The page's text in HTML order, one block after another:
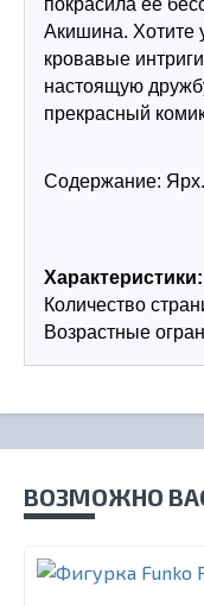
покрасила её
Акишина. Хотите
кровавые
настоящую
прекрасный
Содержание:
Характеристики:
Количество
Возрастные
ВОЗМОЖНО